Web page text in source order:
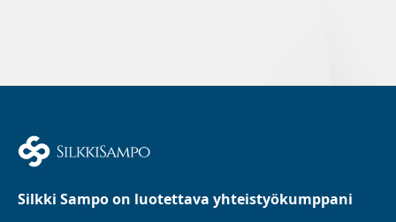
Silkki Sampo on luotettava yhteistyökumppani